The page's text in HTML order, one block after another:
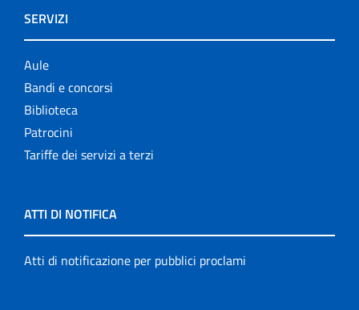
SERVIZI
Aule
Bandi e concorsi
Biblioteca
Patrocini
Tariffe dei servizi a terzi
ATTI DI NOTIFICA
Atti di notificazione per pubblici proclami